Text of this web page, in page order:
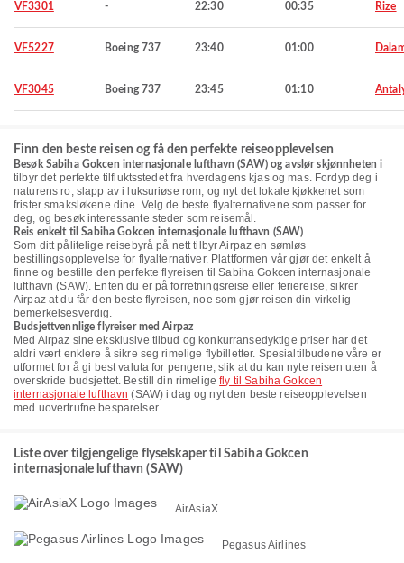
VF3301 - 22:30 00:35 Rize
VF5227 Boeing 737 23:40 01:00
VF3045 Boeing 737 23:45 01:10
Finn den beste reisen og få den perfekte reiseopplevelsen
Besøk Sabiha Gokcen internasjonale lufthavn (SAW) og avslør skjønnheten i
tilbyr det perfekte tilfluktsstedet fra hverdagens kjas og mas. Fordyp deg i
naturens ro, slapp av i luksuriøse rom, og nyt det lokale kjøkkenet som
frister smaksløkene dine. Velg de beste flyalternativene som passer for
deg, og besøk interessante steder som reisemål.
Reis enkelt til Sabiha Gokcen internasjonale lufthavn (SAW)
Som ditt pålitelige reisebyrå på nett tilbyr Airpaz en sømløs
bestillingsopplevelse for flyalternativer. Plattformen vår gjør det enkelt å
finne og bestille den perfekte flyreisen til Sabiha Gokcen internasjonale
lufthavn (SAW). Enten du er på forretningsreise eller feriereise, sikrer
Airpaz at du får den beste flyreisen, noe som gjør reisen din virkelig
bemerkelsesverdig.
Budsjettvennlige flyreiser med Airpaz
Med Airpaz sine eksklusive tilbud og konkurransedyktige priser har det
aldri vært enklere å sikre seg rimelige flybilletter. Spesialtilbudene våre er
utformet for å gi best valuta for pengene, slik at du kan nyte reisen uten å
overskride budsjettet. Bestill din rimeligefly til Sabiha Gokcen
internasjonale lufthavn (SAW) i dag og nyt den beste reiseopplevelsen
med uovertrufne besparelser.
Liste over tilgjengelige flyselskaper til Sabiha Gokcen
internasjonale lufthavn (SAW)
AirAsiaX
Pegasus Airlines